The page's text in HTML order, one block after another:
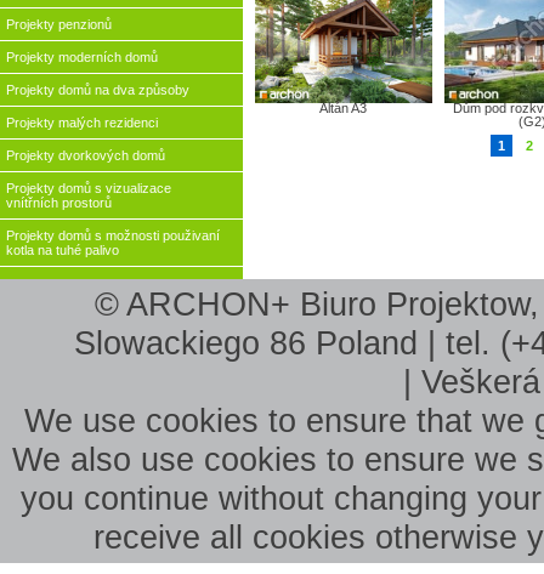
Projekty penzionů
Projekty moderních domů
Projekty domů na dva způsoby
Projekty malých rezidenci
Projekty dvorkových domů
Projekty domů s vizualizace
vnítřních prostorů
Projekty domů s možnosti použivaní
kotla na tuhé palivo
Altán A3
Dům pod
1
2
© ARCHON+ Biuro
Slowackiego 86 Poland | tel.
|
We use cookies to ensure that we
We also use cookies to ensure we
you continue without changing
receive all cookies otherwise